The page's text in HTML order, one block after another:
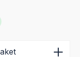
Wert ein